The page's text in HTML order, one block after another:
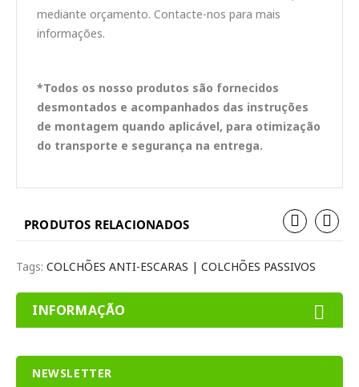
mediante orçamento. Contacte-nos para mais
informações.
*Todos os nosso produtos são fornecidos
desmontados e acompanhados das instruções
de montagem quando aplicável, para otimização
do transporte e segurança na entrega.
PRODUTOS RELACIONADOS
Tags: COLCHÕES ANTI-ESCARAS | COLCHÕES PASSIVOS
INFORMAÇÃO
NEWSLETTER